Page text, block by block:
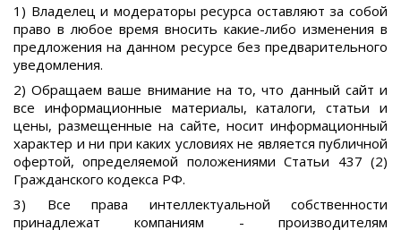
1) Владелец и модераторы ресурса оставляют за собой
право в любое время вносить какие-либо изменения в
предложения на данном ресурсе без предварительного
уведомления.
2) Обращаем ваше внимание на то, что данный сайт и
все информационные материалы, каталоги, статьи и
цены, размещенные на сайте, носит информационный
характер и ни при каких условиях не является публичной
офертой, определяемой положениями Статьи 437 (2)
Гражданского кодекса РФ.
3) Все права интеллектуальной собственности
принадлежат компаниям - производителям